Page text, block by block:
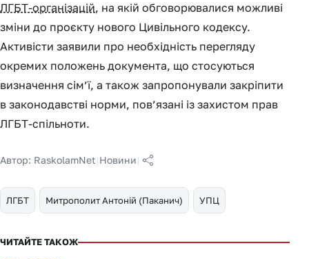
ЛГБТ-організацій, на якій обговорювалися можливі
зміни до проєкту нового Цивільного кодексу.
Активісти заявили про необхідність перегляду
окремих положень документа, що стосуються
визначення сім’ї, а також запропонували закріпити
в законодавстві норми, пов’язані із захистом прав
ЛГБТ-спільноти.
Автор: RaskolamNet|Новини|
ЛГБТ Митрополит Антоній (Паканич) УПЦ
ЧИТАЙТЕ ТАКОЖ